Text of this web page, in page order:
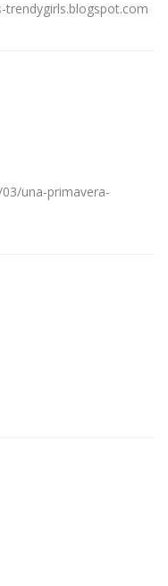
una-primavera-